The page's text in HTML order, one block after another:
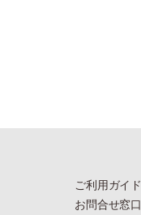
ご利用ガイド
お問合せ窓口